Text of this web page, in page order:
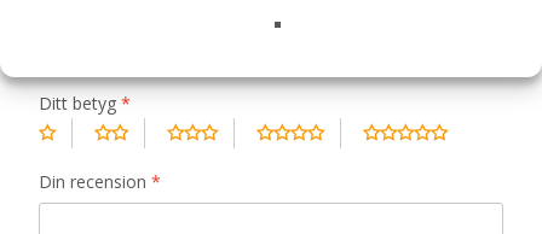
Din e-postadress kommer inte publiceras.
Ditt betyg *
Din recension *